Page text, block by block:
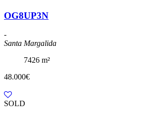
OG8UP3N
-
Santa Margalida
7426 m²
48.000€
SOLD